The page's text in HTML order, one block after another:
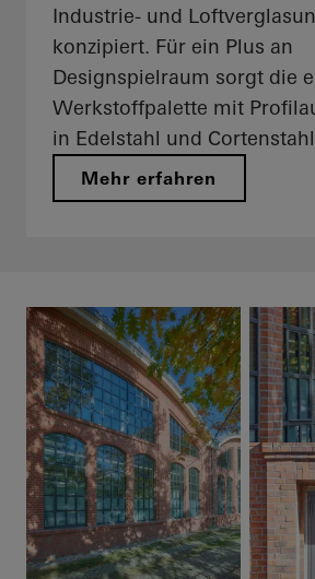
Industrie- und
konzipiert. Für ein Plus an
Designspielraum sorgt die
Werkstoffpalette mit
in Edelstahl und
Mehr erfahren